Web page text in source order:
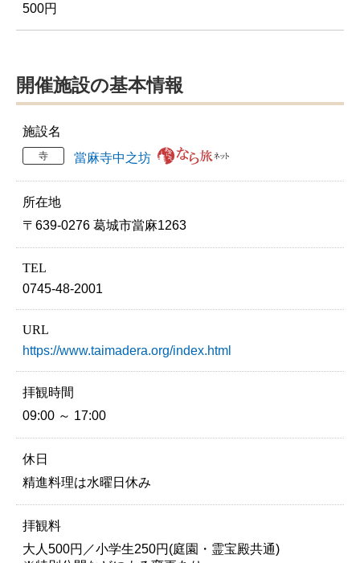
500円
開催施設の基本情報
施設名
寺 當麻寺中之坊
所在地
〒639-0276 葛城市當麻1263
TEL
0745-48-2001
URL
https://www.taimadera.org/index.html
拝観時間
09:00 ～ 17:00
休日
精進料理は水曜日休み
拝観料
大人500円／小学生250円(庭園・霊宝殿共通)